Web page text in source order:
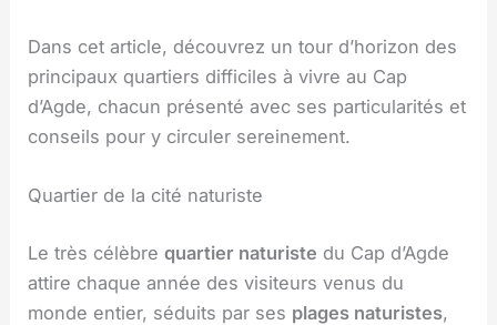
Dans cet article, découvrez un tour d’horizon des
principaux quartiers difficiles à vivre au Cap
d’Agde, chacun présenté avec ses particularités et
conseils pour y circuler sereinement.
Quartier de la cité naturiste
Le très célèbrequartier naturiste du Cap d’Agde
attire chaque année des visiteurs venus du
monde entier, séduits par ses plages naturistes,